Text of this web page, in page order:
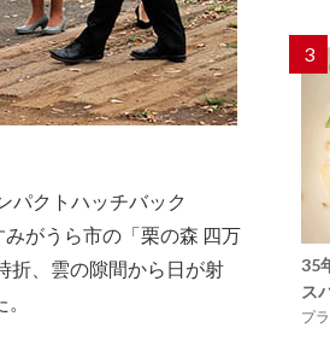
パクトハッチバック
がうら市の「栗の森 四万
折、雲の隙間から日が射
3
35
ス
プ